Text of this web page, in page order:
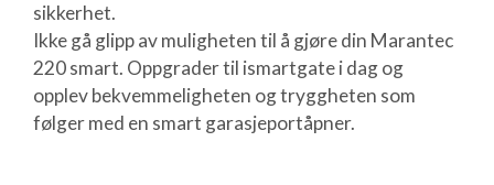
sikkerhet.
Ikke gå glipp av muligheten til å gjøre din Marantec
220 smart. Oppgrader til ismartgate i dag og
opplev bekvemmeligheten og tryggheten som
følger med en smart garasjeportåpner.